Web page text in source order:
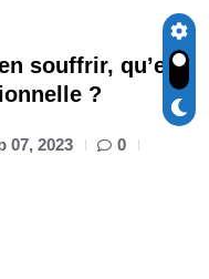
souffrir, qu’est
?
07, 2023
0